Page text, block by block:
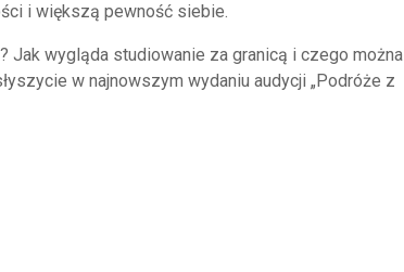
i większą pewność siebie.
Jak wygląda studiowanie za granicą i czego można
w najnowszym wydaniu audycji „Podróże z